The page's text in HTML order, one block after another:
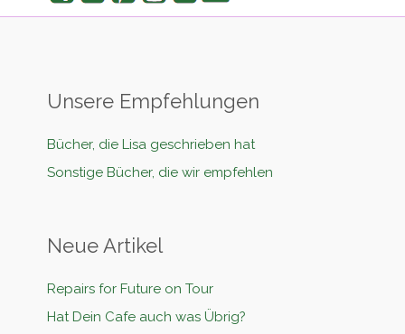
Unsere Empfehlungen
Bücher, die Lisa geschrieben hat
Sonstige Bücher, die wir empfehlen
Neue Artikel
Repairs for Future on Tour
Hat Dein Cafe auch was Übrig?